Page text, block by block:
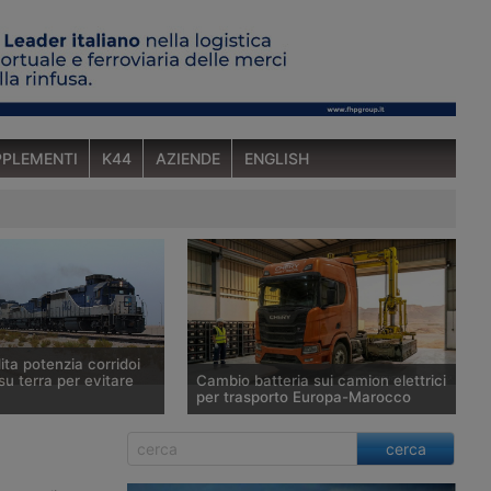
K44 AZIENDE ENGLISH
potenzia corridoi
terra per evitare
verso la
Saudita ha
Cambio batteria sui camion elettrici
per trasporto Europa-Marocco
Siglata un’alleanza a tre per creare un
corridoio di autotrasporto a trazione
cerca